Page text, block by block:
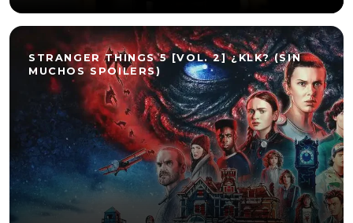
STRANGER THINGS 5 [VOL. 2] ¿KLK? (SIN
MUCHOS SPOILERS)